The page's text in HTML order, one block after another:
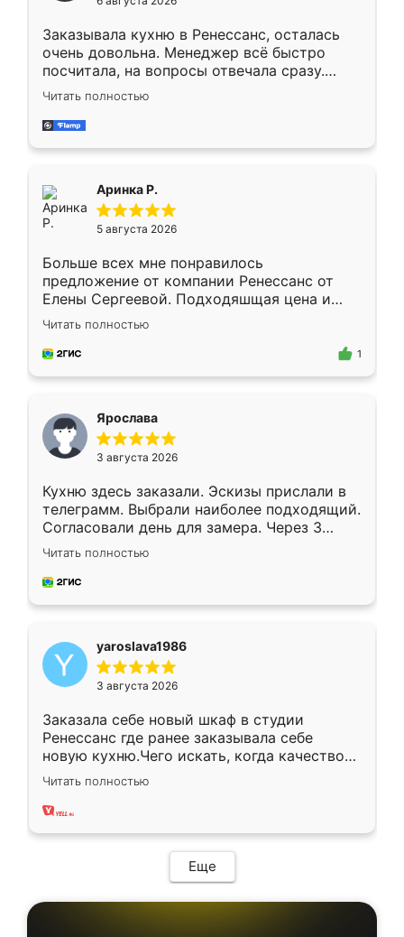
мебели буду заказывать только здесь.
Заказывала кухню в Ренессанс, осталась
очень довольна. Менеджер всё быстро
посчитала, на вопросы отвечала сразу.
Замерщик приехал в субботу, подошёл к
делу со всей ответственностью. Собрали
за день, ребята работали аккуратно, даже
Читать полностью
Аринка Р.
5 августа 2026
Больше всех мне понравилось
предложение от компании Ренессанс от
Елены Сергеевой. Подходяшщая цена и
короткие сроки изготовления. Приехавший
для замера сотрудник Владислав
предложил по моему эскизу самый
Читать полностью
1
Ярослава
3 августа 2026
Кухню здесь заказали. Эскизы прислали в
телеграмм. Выбрали наиболее подходящий.
Согласовали день для замера. Через 3
недели кухня была уже готова. Остались
довольны работой. Спасибо Ренессанс
мебель за качественную работу!
Читать полностью
yaroslava1986
3 августа 2026
Заказала себе новый шкаф в студии
Ренессанс где ранее заказывала себе
новую кухню.Чего искать, когда качеством
вполне довольна. Служит кухня уже почти
два года, нареканий нет.
Читать полностью
Еще